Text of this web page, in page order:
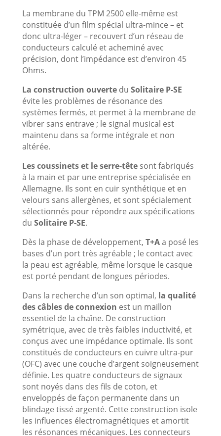
La membrane du TPM 2500 elle-même est
constituée d’un film spécial ultra-mince – et
donc ultra-léger – recouvert d’un réseau de
conducteurs calculé et acheminé avec
précision, dont l’impédance est d’environ 45
Ohms.
La construction ouvertedu Solitaire P-SE
évite les problèmes de résonance des
systèmes fermés, et permet à la membrane de
vibrer sans entrave ; le signal musical est
maintenu dans sa forme intégrale et non
altérée.
Les coussinets et le serre-têtesont fabriqués
à la main et par une entreprise spécialisée en
Allemagne. Ils sont en cuir synthétique et en
velours sans allergènes, et sont spécialement
sélectionnés pour répondre aux spécifications
du Solitaire P-SE.
Dès la phase de développement, T+Aa posé les
bases d’un port très agréable ; le contact avec
la peau est agréable, même lorsque le casque
est porté pendant de longues périodes.
Dans la recherche d’un son optimal, la qualité
des câbles de connexion est un maillon
essentiel de la chaîne. De construction
symétrique, avec de très faibles inductivité, et
conçus avec une impédance optimale. Ils sont
constitués de conducteurs en cuivre ultra-pur
(OFC) avec une couche d’argent soigneusement
définie. Les quatre conducteurs de signaux
sont noyés dans des fils de coton, et
enveloppés de façon permanente dans un
blindage tissé argenté. Cette construction isole
les influences électromagnétiques et amortit
les résonances mécaniques. Les connecteurs